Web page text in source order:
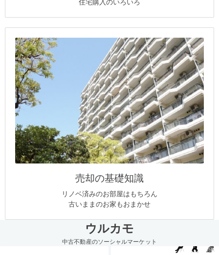
住宅購入のいろいろ
売却の基礎知識
リノベ済みのお部屋はもちろん
古いままのお家もおまかせ
ウルカモ
中古不動産のソーシャルマーケット